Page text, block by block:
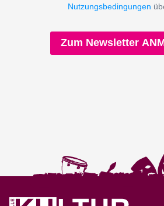
Nutzungsbedingungen
Zum Newsletter